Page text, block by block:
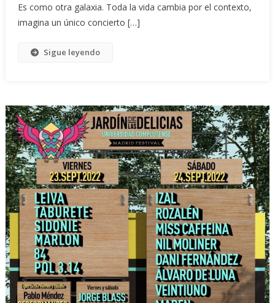
Es como otra galaxia. Toda la vida cambia por el contexto,
imagina un único concierto […]
Sigue leyendo